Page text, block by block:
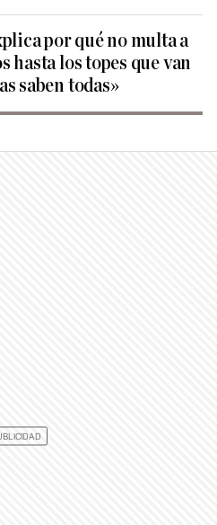
por qué no multa a
hasta los topes que van
saben todas»